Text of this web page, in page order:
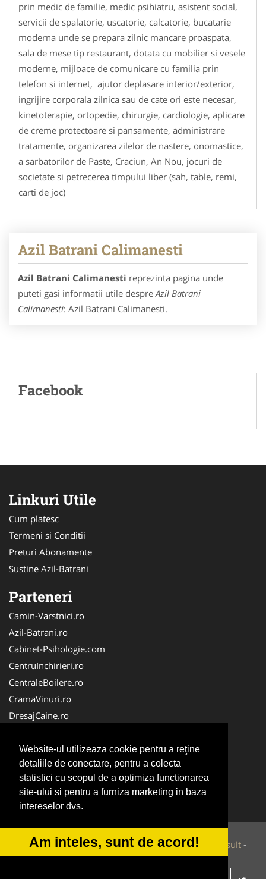
Website-ul utilizeaza cookie pentru a reţine
detaliile de conectare, pentru a colecta
statistici cu scopul de a optimiza functionarea
site-ului si pentru a furniza marketing in baza
intereselor dvs.
Am inteles, sunt de acord!
prin medic de familie, medic psihiatru, asistent social,
servicii de spalatorie, uscatorie, calcatorie, bucatarie
moderna unde se prepara zilnic mancare proaspata,
sala de mese tip restaurant, dotata cu mobilier si vesele
moderne, mijloace de comunicare cu familia prin
telefon si internet, ajutor deplasare interior/exterior,
ingrijire corporala zilnica sau de cate ori este necesar,
kinetoterapie, ortopedie, chirurgie, cardiologie, aplicare
de creme protectoare si pansamente, administrare
tratamente, organizarea zilelor de nastere, onomastice,
a sarbatorilor de Paste, Craciun, An Nou, jocuri de
societate si petrecerea timpului liber (sah, table, remi,
carti de joc)
Azil Batrani Calimanesti
Azil Batrani Calimanesti reprezinta pagina unde
puteti gasi informatii utile despreAzil Batrani
Calimanesti: Azil Batrani Calimanesti.
Facebook
Linkuri Utile
Cum platesc
Termeni si Conditii
Preturi Abonamente
Sustine Azil-Batrani
Parteneri
Camin-Varstnici.ro
Azil-Batrani.ro
Cabinet-Psihologie.com
CentruInchirieri.ro
CentraleBoilere.ro
CramaVinuri.ro
DresajCaine.ro
Alpinist-Utilitar.com
Birouri-Cadastru.ro
FirmaTractariAuto.ro
Service-Reparatii.com
© 2014-2026 Powered byVilonMedia&Tokaido Consult -